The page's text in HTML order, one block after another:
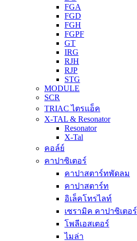
FGA
FGD
FGH
FGPF
GT
IRG
RJH
RJP
STG
MODULE
SCR
TRIAC ไตรแอ็ค
X-TAL & Resonator
Resonator
X-Tal
คอล์ย์
คาปาซิเตอร์
คาปาสตาร์ทพัดลม
คาปาสตาร์ท
อิเล็คโทรไลท์
เซรามิค คาปาซิเตอร์
โพลีเอสเตอร์
ไมล่า